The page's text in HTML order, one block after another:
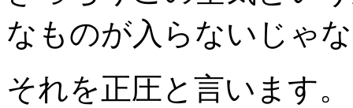
なものが入らないじゃ
それを正圧と言います